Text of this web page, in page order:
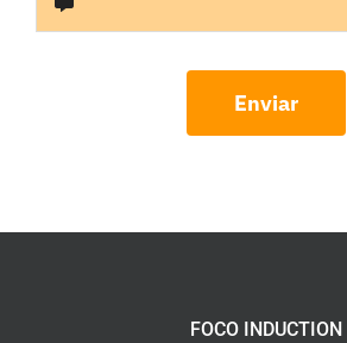
Enviar
FOCO INDUCTION